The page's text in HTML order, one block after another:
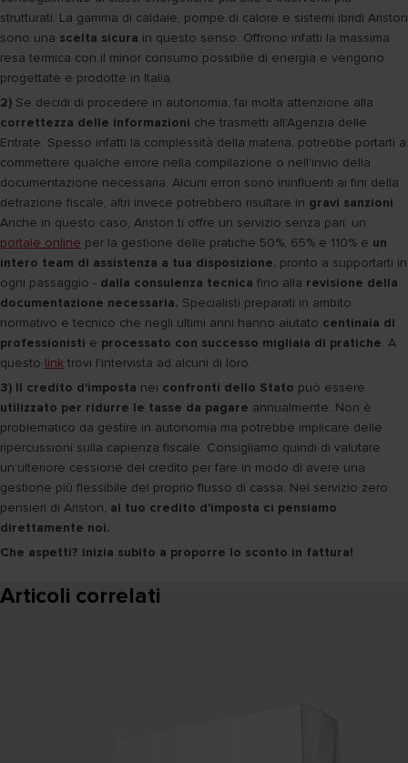
strutturati. La gamma di caldaie, pompe di calore e sistemi ibridi Ariston
sono una scelta sicura in questo senso. Offrono infatti la massima
resa termica con il minor consumo possibile di energia e vengono
progettate e prodotte in Italia.
2) Se decidi di procedere in autonomia, fai molta attenzione alla
correttezza delle informazioni che trasmetti all'Agenzia delle
Entrate. Spesso infatti la complessità della materia, potrebbe portarti a
commettere qualche errore nella compilazione o nell'invio della
documentazione necessaria. Alcuni errori sono ininfluenti ai fini della
detrazione fiscale, altri invece potrebbero risultare in gravi sanzioni.
Anche in questo caso, Ariston ti offre un servizio senza pari: un
portale online per la gestione delle pratiche 50%, 65% e 110% e un
intero team di assistenza a tua disposizione; pronto a supportarti in
ogni passaggio - dalla consulenza tecnica fino alla revisione della
documentazione necessaria. Specialisti preparati in ambito
normativo e tecnico che negli ultimi anni hanno aiutato centinaia di
professionisti e processato con successo migliaia di pratiche. A
questo link trovi l'intervista ad alcuni di loro.
3) Il credito d'imposta nei confronti dello Stato può essere
utilizzato per ridurre le tasse da pagare annualmente. Non è
problematico da gestire in autonomia ma potrebbe implicare delle
ripercussioni sulla capienza fiscale. Consigliamo quindi di valutare
un'ulteriore cessione del credito per fare in modo di avere una
gestione più flessibile del proprio flusso di cassa. Nel servizio zero
pensieri di Ariston, al tuo credito d'imposta ci pensiamo
direttamente noi.
Che aspetti? inizia subito a proporre lo sconto in fattura!
Articoli correlati